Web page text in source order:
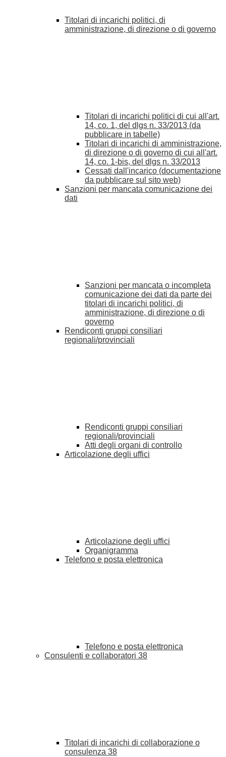
Titolari di incarichi politici, di
amministrazione, di direzione o di governo
Titolari di incarichi politici di cui all'art.
14, co. 1, del dlgs n. 33/2013 (da
pubblicare in tabelle)
Titolari di incarichi di amministrazione,
di direzione o di governo di cui all'art.
14, co. 1-bis, del dlgs n. 33/2013
Cessati dall'incarico (documentazione
da pubblicare sul sito web)
Sanzioni per mancata comunicazione dei
dati
Sanzioni per mancata o incompleta
comunicazione dei dati da parte dei
titolari di incarichi politici, di
amministrazione, di direzione o di
governo
Rendiconti gruppi consiliari
regionali/provinciali
Rendiconti gruppi consiliari
regionali/provinciali
Atti degli organi di controllo
Articolazione degli uffici
Articolazione degli uffici
Organigramma
Telefono e posta elettronica
Telefono e posta elettronica
Consulenti e collaboratori 38
Titolari di incarichi di collaborazione o
consulenza 38